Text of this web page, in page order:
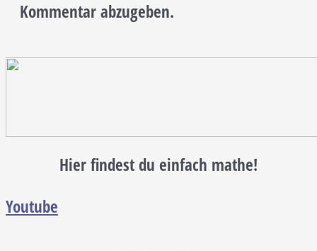
Kommentar abzugeben.
Hier findest du einfach mathe!
Youtube